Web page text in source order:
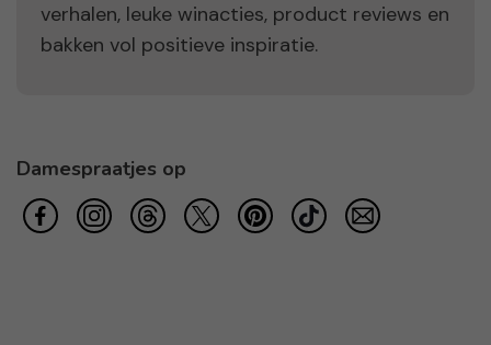
verhalen, leuke winacties, product reviews en
bakken vol positieve inspiratie.
Damespraatjes op